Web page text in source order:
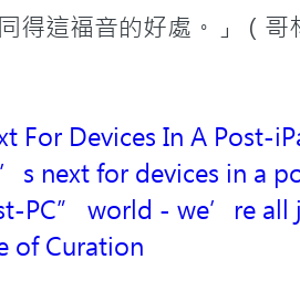
得這福音的好處。」（哥
Devices In A Post-
next for devices in a
PC” world - we’re all
of Curation